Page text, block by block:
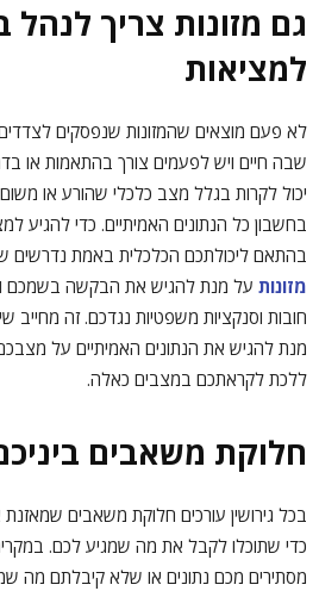
גם מזונות צריך
למציאות
לא פעם מוצאים שהמזונות שנפסקים
שבה חיים ויש לפעמים צורך בהתאמות או
יכול לקרות בגלל מצב כלכלי שהורע או
בחשבון כל הנתונים האמיתיים. כדי להגיע
בהתאם ליכולתכם הכלכלית באמת נדרשים
מזונות על מנת להגיש את הבקשה בשמכם
חובות וסנקציות משפטיות נגדכם. זה מחייב
מנת להגיש את הנתונים האמיתיים על
ללכת לקראתכם במצבים כאלה.
חלוקת משאבים
בכל גירושין עורכים חלוקת משאבים
כדי שתוכלו לקבל את מה שמגיע לכם.
מסתירים מכם נתונים או שלא קיבלתם מה